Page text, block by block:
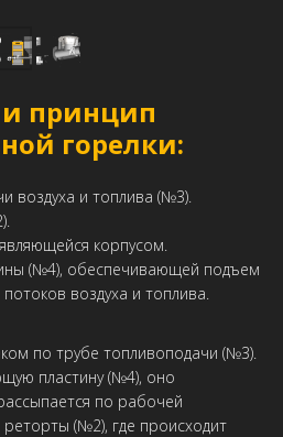
принцип
горелки:
воздуха и топлива (№3).
корпусом.
(№4), обеспечивающей подъем
воздуха и топлива.
по трубе топливоподачи (№3).
пластину (№4), оно
по рабочей
реторты (№2), где происходит